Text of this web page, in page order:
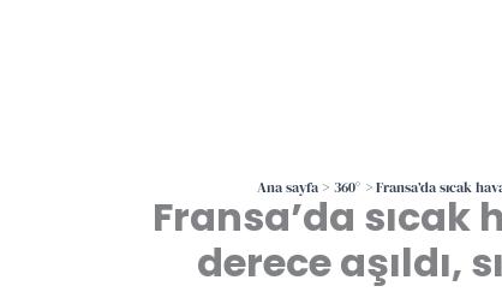
Ana sayfa 360° Fransa’da sıcak
Fransa’da sıcak
derece aşıldı,